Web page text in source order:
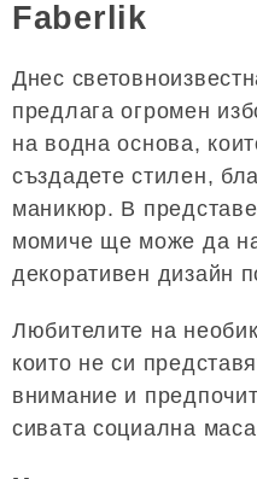
Faberlik
Днес
предлага огромен
на водна основа,
създадете стилен,
маникюр. В
момиче ще може да
декоративен дизайн
Любителите на
които не си
внимание и
сивата социална